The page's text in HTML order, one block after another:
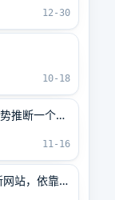
12-30
10-18
推断一个关
11-16
站，依靠